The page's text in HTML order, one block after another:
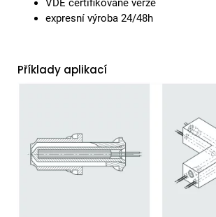
VDE certifikované verze
expresní výroba 24/48h
Příklady aplikací